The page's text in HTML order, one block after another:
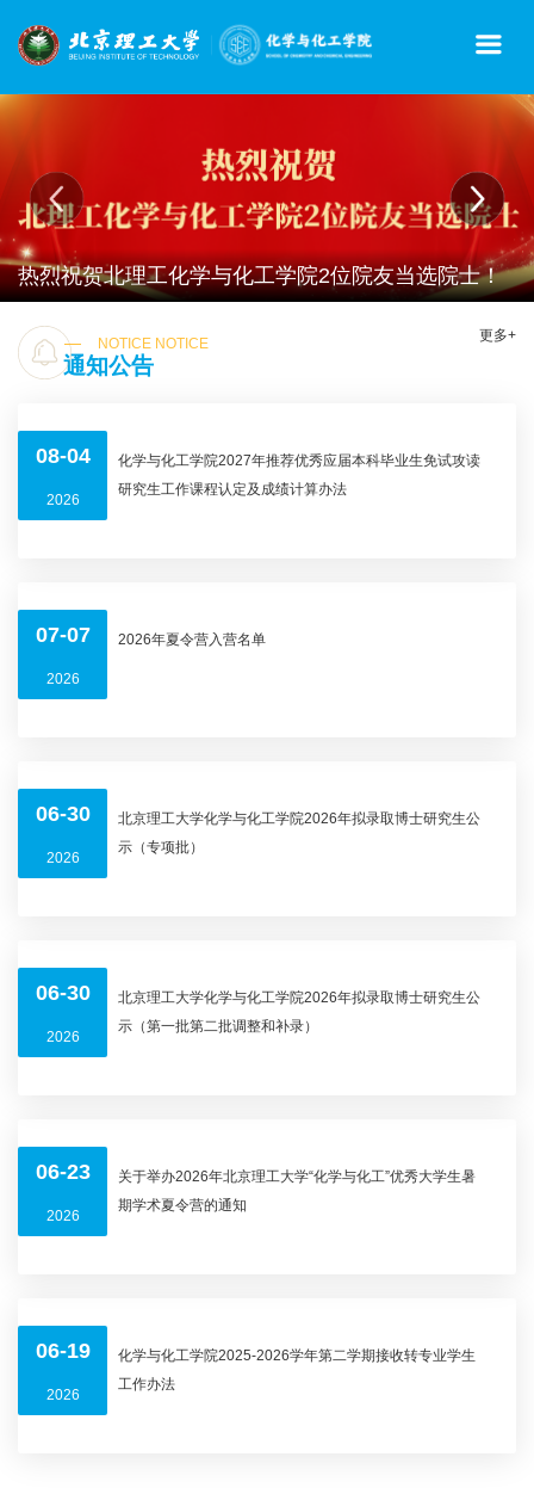
热烈祝贺北理工化学与化工学院2位院友当选院士！北京理工大学化学学科85周年高质量发展大会暨全国高校化学学院院长论坛成功举办
2025年北京理工大学化学与化工学院优秀大学生暑期夏令营圆满落幕
北京理工大学举办全国化工学科建设与发展论坛
NOTICE NOTICE
通知公告
更多+
08-04
2026
化学与化工学院2027年推荐优秀应届本科毕业生免试攻读
研究生工作课程认定及成绩计算办法
07-07
2026
2026年夏令营入营名单
06-30
2026
北京理工大学化学与化工学院2026年拟录取博士研究生公
示（专项批）
06-30
2026
北京理工大学化学与化工学院2026年拟录取博士研究生公
示（第一批第二批调整和补录）
06-23
2026
关于举办2026年北京理工大学“化学与化工”优秀大学生暑
期学术夏令营的通知
06-19
2026
化学与化工学院2025-2026学年第二学期接收转专业学生
工作办法